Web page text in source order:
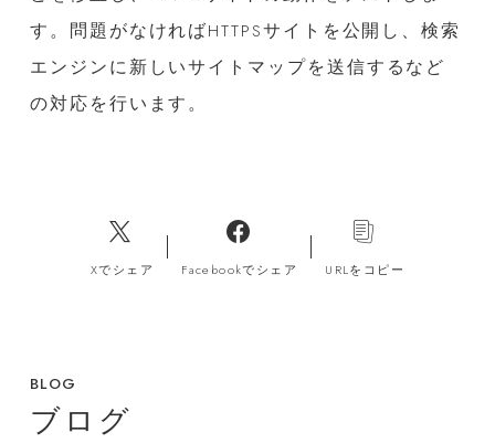
す。問題がなければHTTPSサイトを公開し、検索
エンジンに新しいサイトマップを送信するなど
の対応を行います。
Xでシェア Facebookでシェア URLをコピー
BLOG
ブログ